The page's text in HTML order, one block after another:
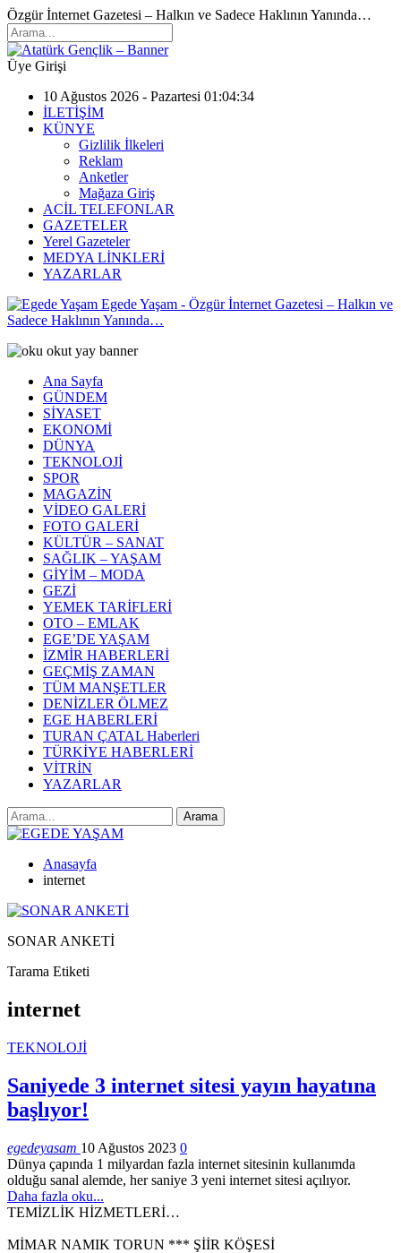
Özgür İnternet Gazetesi – Halkın ve Sadece Haklının Yanında…
Üye Girişi
10 Ağustos 2026 - Pazartesi 01:04:34
İLETİŞİM
KÜNYE
Gizlilik İlkeleri
Reklam
Anketler
Mağaza Giriş
ACİL TELEFONLAR
GAZETELER
Yerel Gazeteler
MEDYA LİNKLERİ
YAZARLAR
Egede Yaşam - Özgür İnternet Gazetesi – Halkın ve
Sadece Haklının Yanında…
Ana Sayfa
GÜNDEM
SİYASET
EKONOMİ
DÜNYA
TEKNOLOJİ
SPOR
MAGAZİN
VİDEO GALERİ
FOTO GALERİ
KÜLTÜR – SANAT
SAĞLIK – YAŞAM
GİYİM – MODA
GEZİ
YEMEK TARİFLERİ
OTO – EMLAK
EGE’DE YAŞAM
İZMİR HABERLERİ
GEÇMİŞ ZAMAN
TÜM MANŞETLER
DENİZLER ÖLMEZ
EGE HABERLERİ
TURAN ÇATAL Haberleri
TÜRKİYE HABERLERİ
VİTRİN
YAZARLAR
Anasayfa
internet
SONAR ANKETİ
Tarama Etiketi
internet
TEKNOLOJİ
Saniyede 3 internet sitesi yayın hayatına
başlıyor!
egedeyasam 10 Ağustos 2023 0
Dünya çapında 1 milyardan fazla internet sitesinin kullanımda
olduğu sanal alemde, her saniye 3 yeni internet sitesi açılıyor.
Daha fazla oku...
TEMİZLİK HİZMETLERİ…
MİMAR NAMIK TORUN *** ŞİİR KÖŞESİ